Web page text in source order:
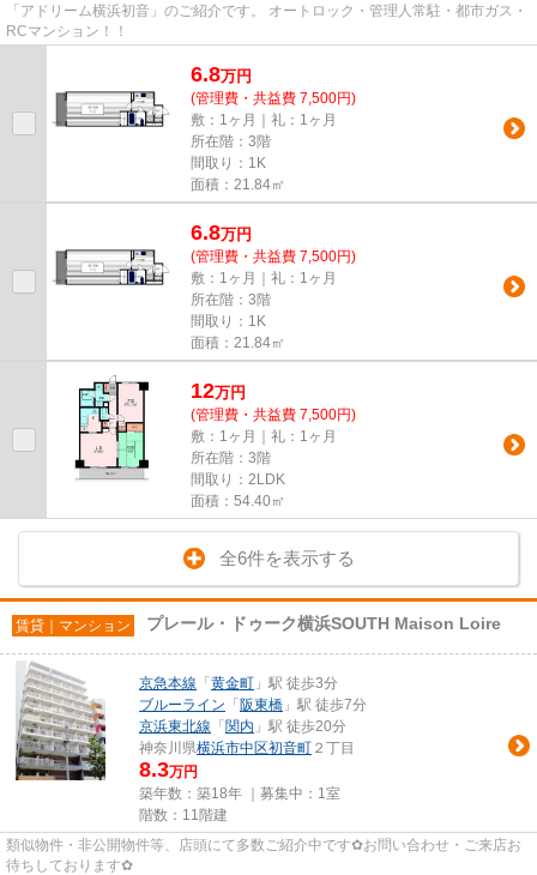
「アドリーム横浜初音」のご紹介です。 オートロック・管理人常駐・都市ガス・
RCマンション！！
6.8万円
(管理費・共益費 7,500円)
敷：1ヶ月｜礼：1ヶ月
所在階：3階
間取り：1K
面積：21.84㎡
6.8万円
(管理費・共益費 7,500円)
敷：1ヶ月｜礼：1ヶ月
所在階：3階
間取り：1K
面積：21.84㎡
12万円
(管理費・共益費 7,500円)
敷：1ヶ月｜礼：1ヶ月
所在階：3階
間取り：2LDK
面積：54.40㎡
全6件を表示する
賃貸｜マンション プレール・ドゥーク横浜SOUTH Maison Loire
京急本線 「 黄金町 」駅 徒歩3分
ブルーライン 「 阪東橋 」駅 徒歩7分
京浜東北線 「 関内 」駅 徒歩20分
神奈川県横浜市中区初音町 ２丁目
8.3万円
築年数：築18年 ｜募集中： 1室
階数：11階建
類似物件・非公開物件等、店頭にて多数ご紹介中です✿お問い合わせ・ご来店お
待ちしております✿